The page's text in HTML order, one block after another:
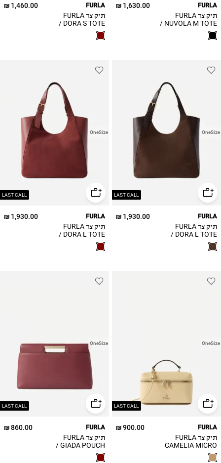
1,630.00 ₪ FURLA
תיק צד FURLA
NUVOLA M TOTE /
נשים
1,460.00 ₪ FURLA
תיק צד FURLA
DORA S TOTE /
נשים
LAST CALL
OneSize
1,930.00 ₪ FURLA
תיק צד FURLA
DORA L TOTE /
נשים
LAST CALL
OneSize
1,930.00 ₪ FURLA
תיק צד FURLA
DORA L TOTE /
נשים
LAST CALL
OneSize
900.00 ₪ FURLA
תיק צד FURLA
CAMELIA MICRO
VANITY CASE
LAST CALL
OneSize
860.00 ₪ FURLA
תיק צד FURLA
GIADA POUCH /
נשים